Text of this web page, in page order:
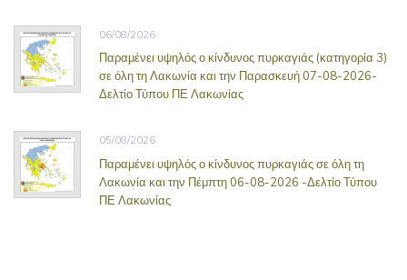
06/08/2026
Παραμένει υψηλός ο κίνδυνος πυρκαγιάς (κατηγορία 3)
σε όλη τη Λακωνία και την Παρασκευή 07-08-2026-
Δελτίο Τύπου ΠΕ Λακωνίας
05/08/2026
Παραμένει υψηλός ο κίνδυνος πυρκαγιάς σε όλη τη
Λακωνία και την Πέμπτη 06-08-2026 -Δελτίο Τύπου
ΠΕ Λακωνίας